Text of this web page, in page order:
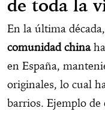
de toda la
En la última
comunidad china
en España,
originales, lo cual
barrios. Ejemplo